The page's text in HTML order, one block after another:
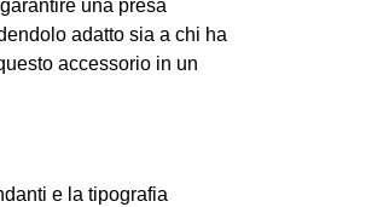
una presa
adatto sia a chi ha
accessorio in un
e la tipografia